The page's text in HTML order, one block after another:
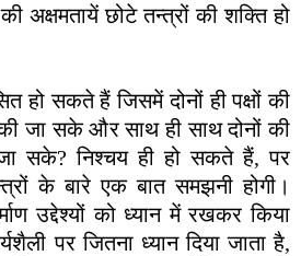
अक्षमतायें छोटे तन्त्रों की शक्ति हो
हो सकते हैं जिसमें दोनों ही पक्षों की
जा सके और साथ ही साथ दोनों की
सके? निश्चय ही हो सकते हैं, पर
के बारे एक बात समझनी होगी।
उद्देश्यों को ध्यान में रखकर किया
पर जितना ध्यान दिया जाता है,